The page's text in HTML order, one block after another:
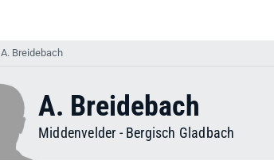
A. Breidebach
A. Breidebach
Middenvelder - Bergisch Gladbach